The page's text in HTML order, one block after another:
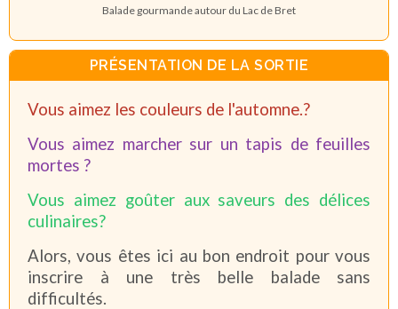
Balade gourmande autour du Lac de Bret
PRÉSENTATION DE LA SORTIE
Vous aimez les couleurs de l'automne.?
Vous aimez marcher sur un tapis de feuilles
mortes ?
Vous aimez goûter aux saveurs des délices
culinaires?
Alors, vous êtes ici au bon endroit pour vous
inscrire à une très belle balade sans
difficultés.